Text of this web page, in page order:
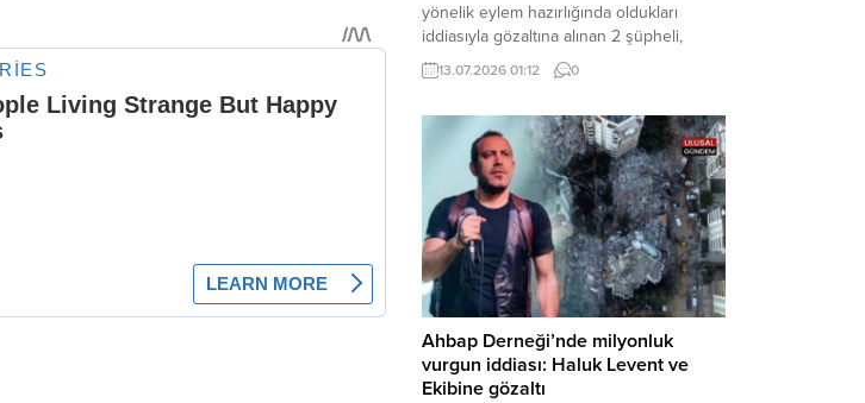
yönelik eylem hazırlığında oldukları
iddiasıyla gözaltına alınan 2 şüpheli,
çıkarıldıkları mahkemece tutuklanarak
cezaevine gönderildi. Haber Merkezi –
tarafından yürütülen geniş kapsamlı
soruşturma çerçevesinde gözaltına
alınan şüphelilerin emniyetteki işlemleri
tamamlandı. Güvenlik birimlerindeki
sorgularının ardından yoğun güvenlik
önlemleri altında adliyeye sevk edilen
U.Y. ve...
13.07.2026 01:12 0
Ahbap Derneği’nde milyonluk
vurgun iddiası: Haluk Levent ve
Ekibine gözaltı